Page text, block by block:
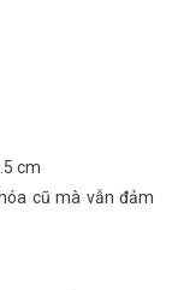
cm
cũ mà vẫn đảm